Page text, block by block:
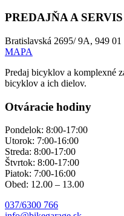
PREDAJŇA A SERVIS
Bratislavská 2695/ 9A, 949 01
MAPA
Predaj bicyklov a komplexné
bicyklov a ich dielov.
Otváracie hodiny
Pondelok: 8:00-17:00
Utorok: 7:00-16:00
Streda: 8:00-17:00
Štvrtok: 8:00-17:00
Piatok: 7:00-16:00
Obed: 12.00 – 13.00
037/6300 766